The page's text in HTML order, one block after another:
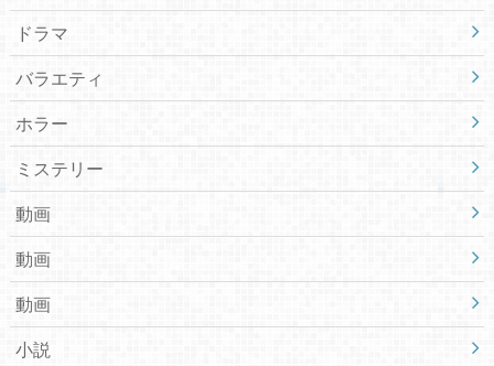
ドラマ
バラエティ
ホラー
ミステリー
動画
動画
動画
小説